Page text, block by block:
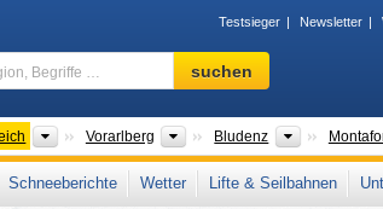
Testsieger Newsletter
Skigebiet,
Region,
…
suchen
LänderVorarlberg Bundesländer
Bludenz Bezirke
Brandnertal WildPass Verwallgruppe , Silvretta
Alpen Westeuropa
Schneeberichte Wetter Lifte & Seilbahnen